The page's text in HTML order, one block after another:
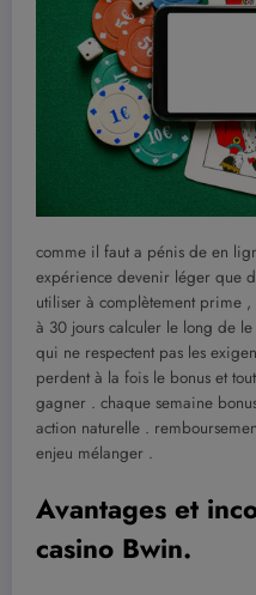
comme il faut a pénis de en
expérience devenir léger que
utiliser à complètement prime
à 30 jours calculer le long de
qui ne respectent pas les
perdent à la fois le bonus et
gagner . chaque semaine
action naturelle .
enjeu mélanger .
Avantages et
casino Bwin.